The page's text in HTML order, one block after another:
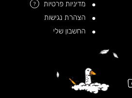
מדיניות פרטיות
?
הצהרת נגישות
החשבון שלי